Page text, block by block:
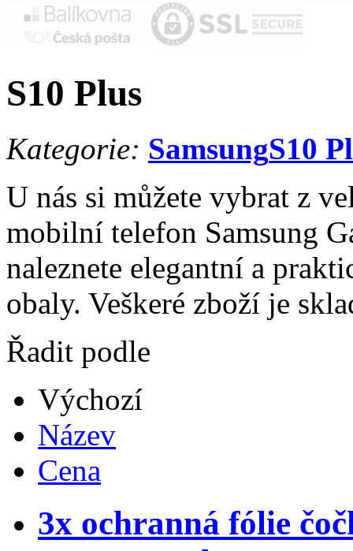
S10 Plus
Kategorie: SamsungS10
U nás si můžete vybrat z
mobilní telefon Samsung
naleznete elegantní a
obaly. Veškeré zboží je
Řadit podle
Výchozí
Název
Cena
3x ochranná fólie